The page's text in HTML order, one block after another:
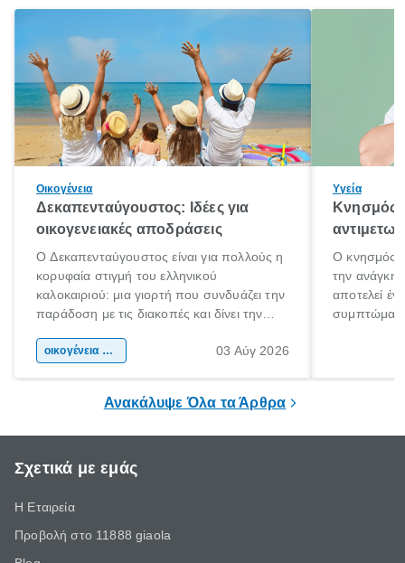
Οικογένεια
Δεκαπενταύγουστος: Ιδέες για
οικογενειακές αποδράσεις
Ο Δεκαπενταύγουστος είναι για πολλούς η
κορυφαία στιγμή του ελληνικού
καλοκαιριού: μια γιορτή που συνδυάζει την
παράδοση με τις διακοπές και δίνει την
χώρας. Είτε πρόκειται για λίγες μέρες
οικογένεια & παιδί 03 Αύγ 2026
Υγεία
Κνησμός:
Ο κνησμός
την ανάγκη
αποτελεί
Ανακάλυψε Όλα τα Άρθρα
Σχετικά με εμάς
Η Εταιρεία
Προβολή στο 11888 giaola